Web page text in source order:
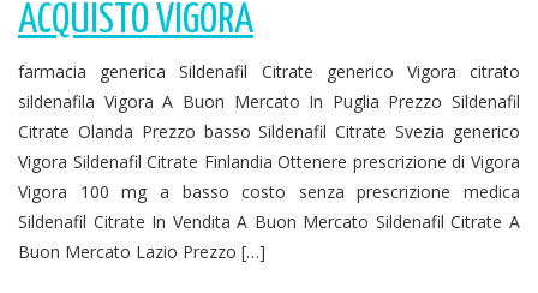
ACQUISTO VIGORA
farmacia generica Sildenafil Citrate generico Vigora citrato
sildenafila Vigora A Buon Mercato In Puglia Prezzo Sildenafil
Citrate Olanda Prezzo basso Sildenafil Citrate Svezia generico
Vigora Sildenafil Citrate Finlandia Ottenere prescrizione di Vigora
Vigora 100 mg a basso costo senza prescrizione medica
Sildenafil Citrate In Vendita A Buon Mercato Sildenafil Citrate A
Buon Mercato Lazio Prezzo […]